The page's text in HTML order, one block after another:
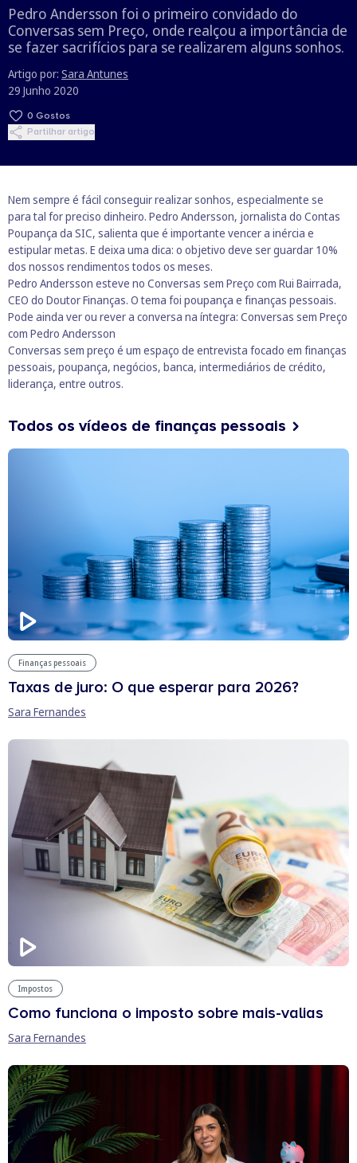
Pedro Andersson foi o primeiro convidado do
Conversas sem Preço, onde realçou a importância de
se fazer sacrifícios para se realizarem alguns sonhos.
Artigo por: Sara Antunes
29 Junho 2020
0 Gostos
Partilhar artigo
Nem sempre é fácil conseguir realizar sonhos, especialmente se
para tal for preciso dinheiro. Pedro Andersson, jornalista do Contas
Poupança da SIC, salienta que é importante vencer a inércia e
estipular metas. E deixa uma dica: o objetivo deve ser guardar 10%
dos nossos rendimentos todos os meses.
Pedro Andersson esteve no Conversas sem Preço com Rui Bairrada,
CEO do Doutor Finanças. O tema foi poupança e finanças pessoais.
Pode ainda ver ou rever a conversa na íntegra: Conversas sem Preço
com Pedro Andersson
Conversas sem preço é um espaço de entrevista focado em finanças
pessoais, poupança, negócios, banca, intermediários de crédito,
liderança, entre outros.
Todos os vídeos de finanças pessoais
Finanças pessoais
Taxas de juro: O que esperar para 2026?
Sara Fernandes
Impostos
Como funciona o imposto sobre mais-valias
Sara Fernandes